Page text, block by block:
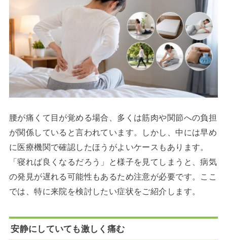
腰が痛くて目が覚める場合、多くは筋肉や関節への負担
が関係していると言われています。しかし、中には早め
に医療機関で確認したほうがよいケースもあります。
「寝れば良くなるだろう」と様子を見てしまうと、病気
の発見が遅れる可能性もあるため注意が必要です。ここ
では、特に来院を検討したい症状をご紹介します。
安静にしていても激しく痛む